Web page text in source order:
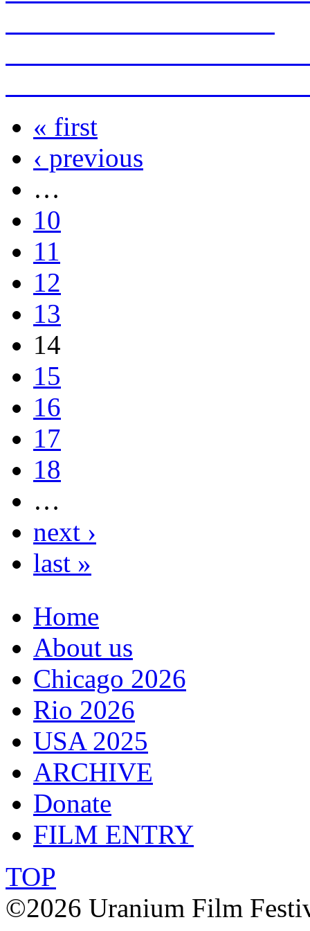
Pages« first
‹ previous
…
10
11
12
13
14
15
16
17
18
…
next ›
last »
Home
About us
Chicago 2026
Rio 2026
USA 2025
ARCHIVE
Donate
FILM ENTRY
TOP
©2026 Uranium Film